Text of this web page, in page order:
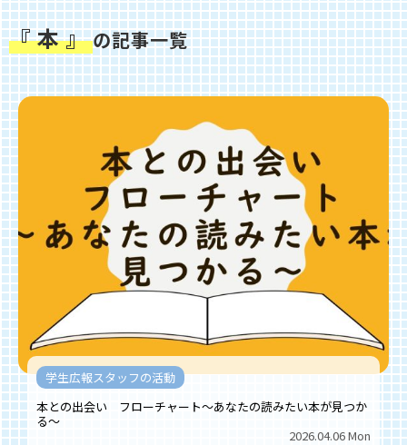
『 本 』の記事一覧
学生広報スタッフの活動
本との出会い フローチャート～あなたの読みたい本が見つか
る～
2026.04.06 Mon